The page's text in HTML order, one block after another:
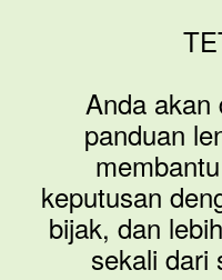
Anda akan
panduan
keputusan
bijak, dan
sekali dari